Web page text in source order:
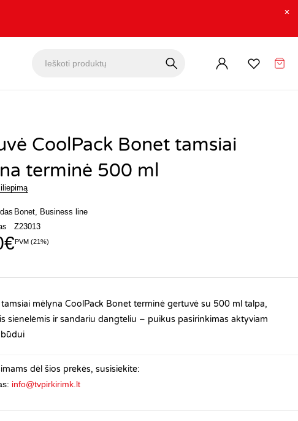
CoolPack Bonet tamsiai
terminė 500 ml
Bonet, Business line
Z23013
€PVM (21%)
mėlyna CoolPack Bonet terminė gertuvė su 500 ml talpa,
sienelėmis ir sandariu dangteliu – puikus pasirinkimas aktyviam
dėl šios prekės, susisiekite:
info@tvpirkirimk.lt